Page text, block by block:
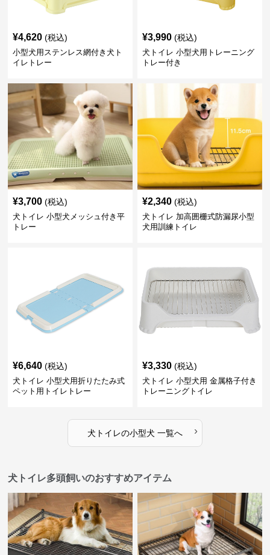
¥4,620 (税込)
小型犬用ステンレス網付き犬ト
イレトレー
¥3,990 (税込)
犬トイレ 小型犬用トレーニング
トレー付き
¥3,700 (税込)
犬トイレ 小型犬メッシュ付き平
トレー
¥2,340 (税込)
犬トイレ 加高囲栅式防漏尿小型
犬用訓練トイレ
¥6,640 (税込)
犬トイレ 小型犬用折りたたみ式
ペット用トイレトレー
¥3,330 (税込)
犬トイレ 小型犬用 金属格子付き
トレーニングトイレ
犬トイレの小型犬 一覧へ ›
犬トイレ多頭飼いのおすすめアイテム